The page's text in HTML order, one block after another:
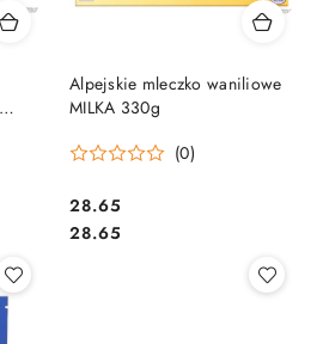
Alpejskie mleczko waniliowe
MILKA 330g
(0)
Cena:
28.65
Cena:
28.65